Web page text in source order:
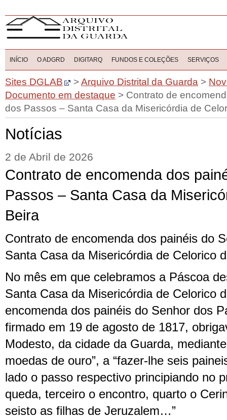
INÍCIO O ADGRD DIGITARQ FUNDOS E COLEÇÕES SERVIÇOS
Sites DGLAB >Arquivo Distrital da Guarda >
Documento em destaque > Contrato de
dos Passos – Santa Casa da Misericórdia de
Notícias
2 de Abril de 2026
Contrato de encomenda dos
Passos – Santa Casa da
Beira
Contrato de encomenda dos painéis do
Santa Casa da Misericórdia de Celorico
No mês em que celebramos a Páscoa
Santa Casa da Misericórdia de Celorico
encomenda dos painéis do Senhor dos
firmado em 19 de agosto de 1817,
Modesto, da cidade da Guarda,
moedas de ouro”, a “fazer-lhe seis
lado o passo respectivo principiando no
queda, terceiro o encontro, quarto o
seisto as filhas de Jeruzalem…”